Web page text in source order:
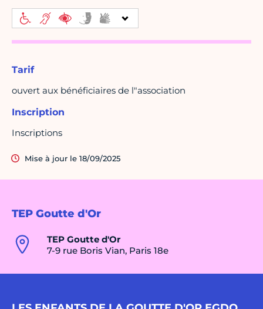
TEP Goutte d'Or
TEP Goutte d'Or
7-9 rue Boris Vian, Paris 18e
Tarif
ouvert aux bénéficiaires de l"association
Inscription
Inscriptions
Mise à jour le 18/09/2025